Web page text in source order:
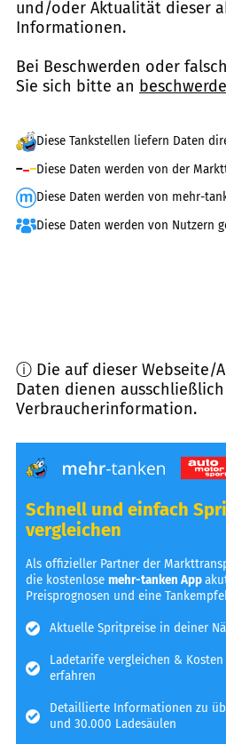
und/oder Aktualität dieser
Informationen.
Bei Beschwerden oder
Sie sich bitte an
Diese Tankstellen liefern Daten
Diese Daten werden von der
Diese Daten werden von mehr-
Diese Daten werden von Nutzern
ⓘ Die auf dieser Webseite/
Daten dienen
Verbraucherinformation.
Schnell und einfach
vergleichen
Als offizieller Partner der
die kostenlosemehr-tanken App
Preisprognosen und eine
Aktuelle Spritpreise in deiner
Ladetarife vergleichen &
erfahren
Detaillierte Informationen zu
und 30.000 Ladesäulen